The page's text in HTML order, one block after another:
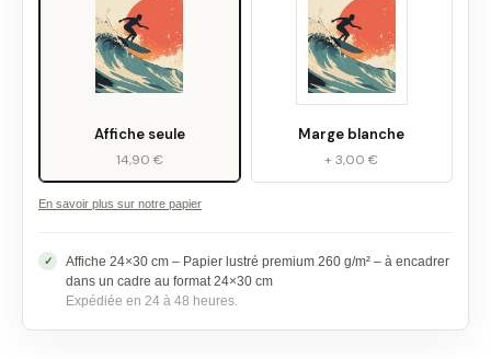
Affiche seule
14,90 €
Marge blanche
+ 3,00 €
En savoir plus sur notre papier
Affiche 24×30 cm – Papier lustré premium 260 g/m² – à encadrer
dans un cadre au format 24×30 cm
Expédiée en 24 à 48 heures.